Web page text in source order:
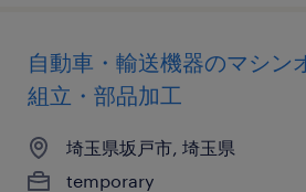
自動車・輸送機器のマシン
組立・部品加工
埼玉県坂戸市, 埼玉県
temporary